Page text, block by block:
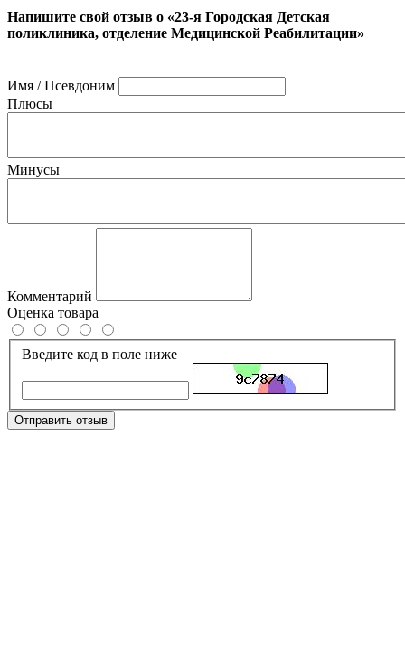
Напишите свой отзыв о «23-я Городская Детская
поликлиника, отделение Медицинской Реабилитации»
Имя / Псевдоним
Плюсы
Минусы
Комментарий
Оценка товара
Введите код в поле ниже
Отправить отзыв